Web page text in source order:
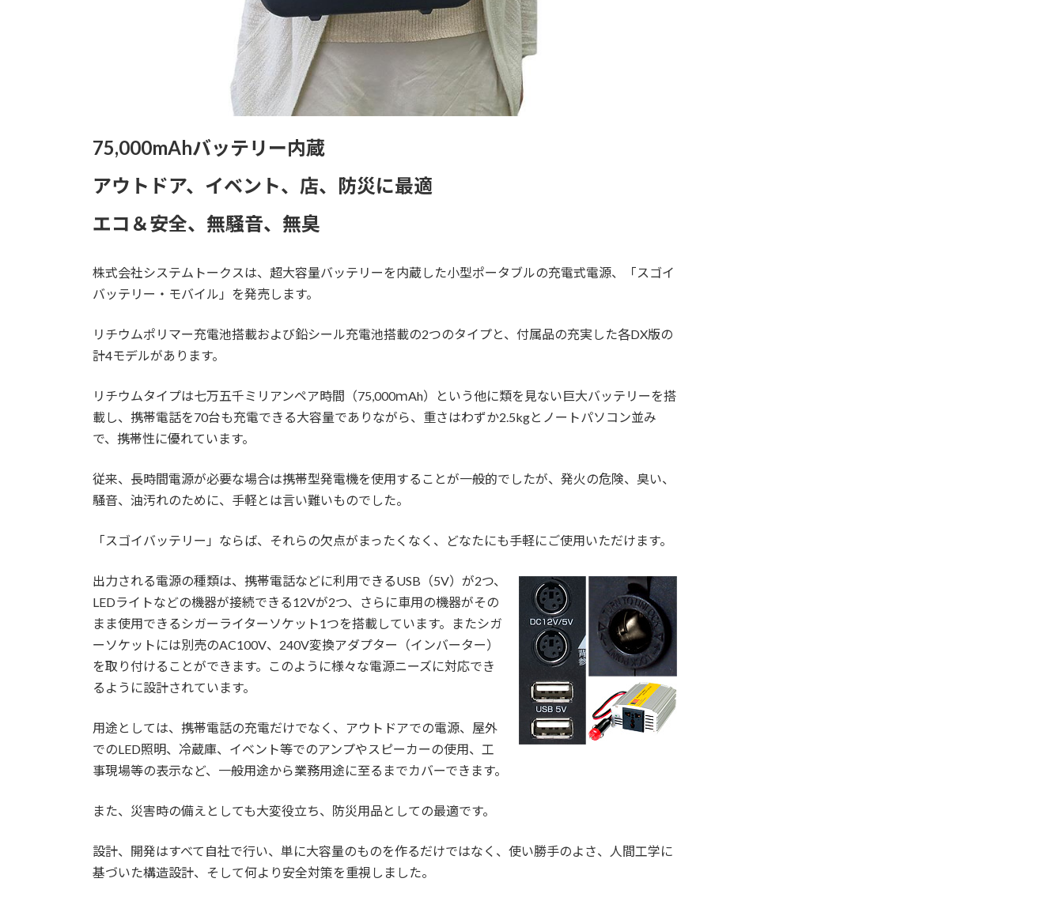
75,000mAhバッテリー内蔵
アウトドア、イベント、店、防災に最適
エコ＆安全、無騒音、無臭
株式会社システムトークスは、超大容量バッテリーを内蔵した小型ポータブルの充電式電源、「スゴイ
バッテリー・モバイル」を発売します。
リチウムポリマー充電池搭載および鉛シール充電池搭載の2つのタイプと、付属品の充実した各DX版の
計4モデルがあります。
リチウムタイプは七万五千ミリアンペア時間（75,000ｍAh）という他に類を見ない巨大バッテリーを搭
載し、携帯電話を70台も充電できる大容量でありながら、重さはわずか2.5kgとノートパソコン並み
で、携帯性に優れています。
従来、長時間電源が必要な場合は携帯型発電機を使用することが一般的でしたが、発火の危険、臭い、
騒音、油汚れのために、手軽とは言い難いものでした。
「スゴイバッテリー」ならば、それらの欠点がまったくなく、どなたにも手軽にご使用いただけます。
出力される電源の種類は、携帯電話などに利用できるUSB（5V）が2つ、
LEDライトなどの機器が接続できる12Vが2つ、さらに車用の機器がその
まま使用できるシガーライターソケット1つを搭載しています。またシガ
ーソケットには別売のAC100V、240V変換アダプター（インバーター）
を取り付けることができます。このように様々な電源ニーズに対応でき
るように設計されています。
用途としては、携帯電話の充電だけでなく、アウトドアでの電源、屋外
でのLED照明、冷蔵庫、イベント等でのアンプやスピーカーの使用、工
事現場等の表示など、一般用途から業務用途に至るまでカバーできます。
また、災害時の備えとしても大変役立ち、防災用品としての最適です。
設計、開発はすべて自社で行い、単に大容量のものを作るだけではなく、使い勝手のよさ、人間工学に
基づいた構造設計、そして何より安全対策を重視しました。